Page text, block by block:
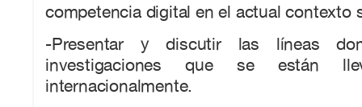
competencia digital en el actual contexto
-Presentar y discutir las líneas
investigaciones que se están
internacionalmente.